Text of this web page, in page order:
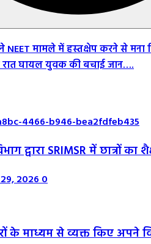
ने NEET मामले में हस्तक्षेप करने से
घायल युवक की बचाई जान….
द्वारा SRIMSR में छात्रों
20260
के माध्यम से व्यक्त किए